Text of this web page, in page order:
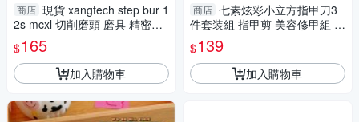
商店 現貨 xangtech step bur 1
2s mcxl 切削磨頭 磨具 精密加
工耗材 4-4
$165
加入購物車
商店 七素炫彩小立方指甲刀3
件套装組 指甲剪 美容修甲組 隨
身指甲刀 斜口指甲刀 掏耳棒 挖
耳棒
$139
加入購物車